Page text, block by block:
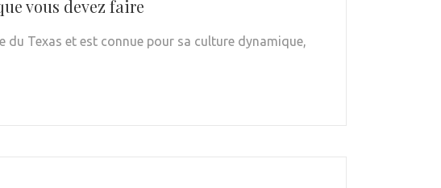
vous devez faire
du Texas et est connue pour sa culture dynamique,